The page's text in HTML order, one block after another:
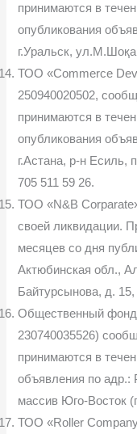
принимаются в
опубликования
г.Уральск,
ТОО «Commerce
250940020502,
принимаются в
опубликования
г.Астана, р-н Есиль,
705 511 59 26.
ТОО «N&B
своей ликвидации.
месяцев со дня
Актюбинская обл.,
Байтурсынова, д.
Общественный
230740035526)
принимаются в
объявления по
массив Юго-Восток
ТОО «Roller